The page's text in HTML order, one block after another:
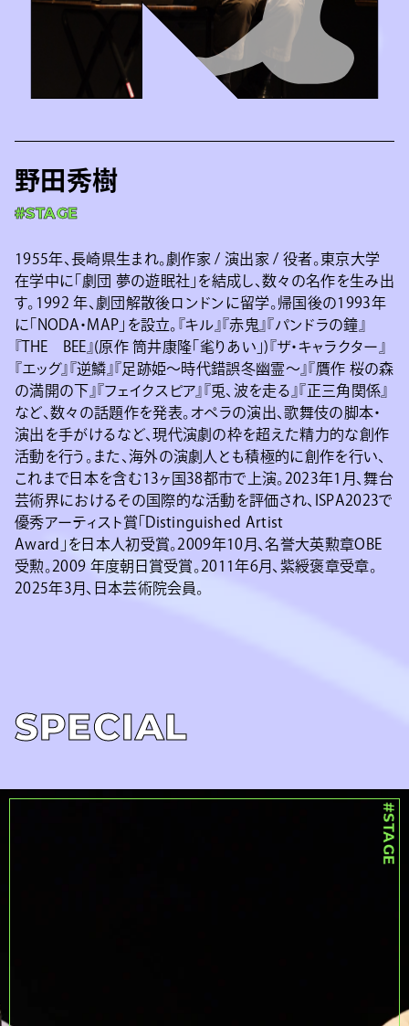
野田秀樹
#STAGE
1955年、長崎県生まれ。劇作家 / 演出家 / 役者。東京大学
在学中に「劇団 夢の遊眠社」を結成し、数々の名作を生み出
す。1992 年、劇団解散後ロンドンに留学。帰国後の1993年
に「NODA・MAP」を設立。『キル』『赤鬼』『パンドラの鐘』
『THE BEE』(原作 筒井康隆「毟りあい」)『ザ・キャラクター』
『エッグ』『逆鱗』『足跡姫～時代錯誤冬幽霊～』『贋作 桜の森
の満開の下』『フェイクスピア』『兎、波を走る』『正三角関係』
など、数々の話題作を発表。オペラの演出、歌舞伎の脚本・
演出を手がけるなど、現代演劇の枠を超えた精力的な創作
活動を行う。また、海外の演劇人とも積極的に創作を行い、
これまで日本を含む13ヶ国38都市で上演。2023年1月、舞台
芸術界におけるその国際的な活動を評価され、ISPA2023で
優秀アーティスト賞「Distinguished Artist
Award」を日本人初受賞。2009年10月、名誉大英勲章OBE
受勲。2009 年度朝日賞受賞。2011年6月、紫綬褒章受章。
2025年3月、日本芸術院会員。
SPECIAL
#STAGE